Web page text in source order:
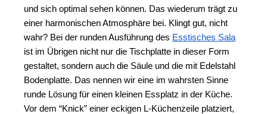
und sich optimal sehen können. Das wiederum trägt zu
einer harmonischen Atmosphäre bei. Klingt gut, nicht
wahr? Bei der runden Ausführung des Esstisches Sala
ist im Übrigen nicht nur die Tischplatte in dieser Form
gestaltet, sondern auch die Säule und die mit Edelstahl
Bodenplatte. Das nennen wir eine im wahrsten Sinne
runde Lösung für einen kleinen Essplatz in der Küche.
Vor dem “Knick” einer eckigen L-Küchenzeile platziert,